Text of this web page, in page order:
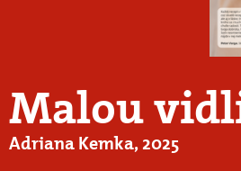
Malou
Adriana Kemka, 2025